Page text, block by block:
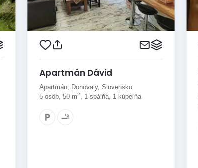
Apartmán Dávid
Apartmán, Donovaly, Slovensko
5 osôb, 50 m2, 1 spálňa, 1 kúpeľňa